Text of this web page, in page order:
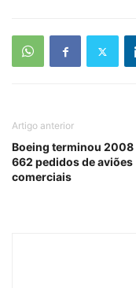
Artigo anterior
Boeing terminou 2008
662 pedidos de aviões
comerciais